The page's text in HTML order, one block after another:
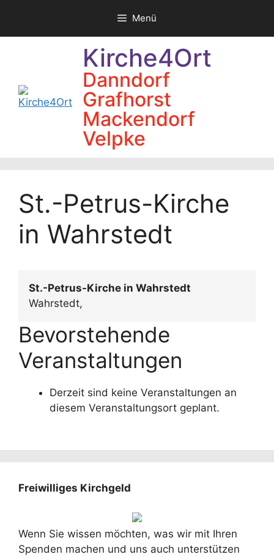
springen
Menü
Kirche4Ort
Danndorf
Grafhorst
Mackendorf
Velpke
St.-Petrus-Kirche
in Wahrstedt
St.-Petrus-Kirche in Wahrstedt
Wahrstedt,
Bevorstehende
Veranstaltungen
Derzeit sind keine Veranstaltungen an
diesem Veranstaltungsort geplant.
Freiwilliges Kirchgeld
Wenn Sie wissen möchten, was wir mit Ihren
Spenden machen und uns auch unterstützen